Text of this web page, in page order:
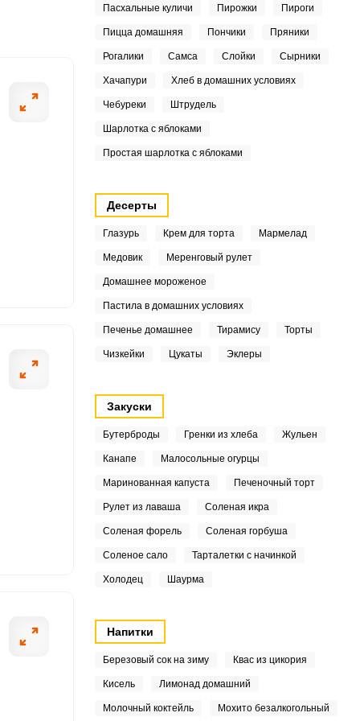
Пасхальные куличи Пирожки Пироги
Пицца домашняя Пончики Пряники
Рогалики Самса Слойки Сырники
Хачапури Хлеб в домашних условиях
Чебуреки Штрудель
Шарлотка с яблоками
Простая шарлотка с яблоками
Десерты
Глазурь Крем для торта Мармелад
Медовик Меренговый рулет
Домашнее мороженое
Пастила в домашних условиях
Печенье домашнее Тирамису Торты
Чизкейки Цукаты Эклеры
Закуски
Бутерброды Гренки из хлеба Жульен
Канапе Малосольные огурцы
Маринованная капуста Печеночный торт
Рулет из лаваша Соленая икра
Соленая форель Соленая горбуша
Соленое сало Тарталетки с начинкой
Холодец Шаурма
Напитки
Березовый сок на зиму Квас из цикория
Кисель Лимонад домашний
Молочный коктейль Мохито безалкогольный
и удаляем
ШАГ